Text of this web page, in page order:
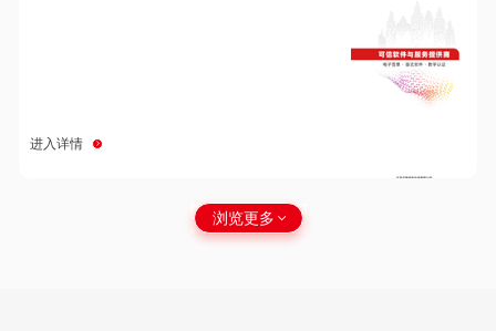
进入详情
浏览更多